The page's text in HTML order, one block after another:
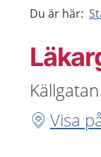
Du är här:
Visa